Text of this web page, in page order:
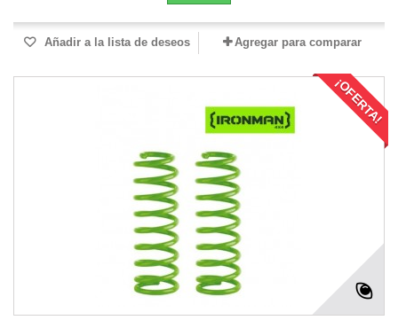
Añadir a la lista de deseos Agregar para comparar
¡OFERTA!